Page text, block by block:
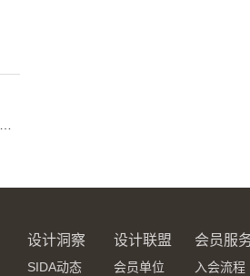
设计洞察
SIDA动态
设计联盟
会员单位
会员服
入会流程